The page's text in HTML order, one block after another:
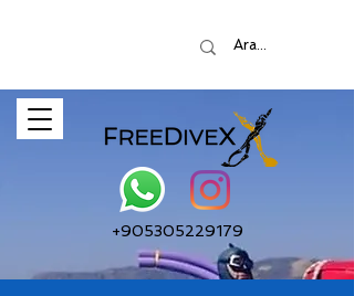
+905305229179